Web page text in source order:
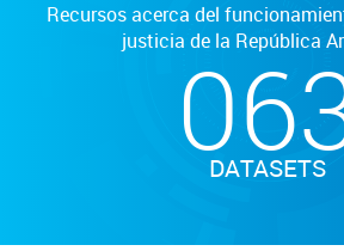
Recursos acerca del
justicia de la República
DATASETS